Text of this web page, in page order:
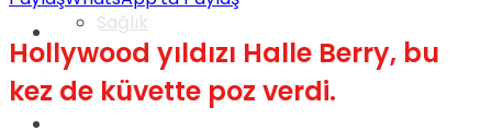
Sağlık
Müzik
Hollywood yıldızı Halle Berry, bu
kez de küvette poz verdi.